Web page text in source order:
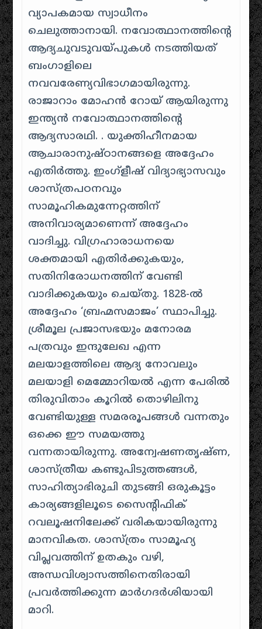
വ്യാപകമായ സ്വാധീനം
ചെലുത്താനായി. നവോത്ഥാനത്തിന്റെ
ആദ്യചുവടുവയ്പുകൾ നടത്തിയത്
ബംഗാളിലെ
നവവരേണ്യവിഭാഗമായിരുന്നു.
രാജാറാം മോഹൻ റോയ് ആയിരുന്നു
ഇന്ത്യൻ നവോത്ഥാനത്തിന്റെ
ആദ്യസാരഥി. . യുക്തിഹീനമായ
ആചാരാനുഷ്ഠാനങ്ങളെ അദ്ദേഹം
എതിർത്തു. ഇംഗ്ളീഷ് വിദ്യാഭ്യാസവും
ശാസ്ത്രപഠനവും
സാമൂഹികമുന്നേറ്റത്തിന്
അനിവാര്യമാണെന്ന് അദ്ദേഹം
വാദിച്ചു. വിഗ്രഹാരാധനയെ
ശക്തമായി എതിർക്കുകയും,
സതിനിരോധനത്തിന് വേണ്ടി
വാദിക്കുകയും ചെയ്തു. 1828-ൽ
അദ്ദേഹം ‘ബ്രഹ്മസമാജം’ സ്ഥാപിച്ചു.
ശ്രീമൂല പ്രജാസഭയും മനോരമ
പത്രവും ഇന്ദുലേഖ എന്ന
മലയാളത്തിലെ ആദ്യ നോവലും
മലയാളി മെമ്മോറിയൽ എന്ന പേരിൽ
തിരുവിതാം കൂറിൽ തൊഴിലിനു
വേണ്ടിയുള്ള സമരരൂപങ്ങൾ വന്നതും
ഒക്കെ ഈ സമയത്തു
വന്നതായിരുന്നു. അന്വേഷണതൃഷ്ണ,
ശാസ്ത്രീയ കണ്ടുപിടുത്തങ്ങൾ,
സാഹിത്യാഭിരുചി തുടങ്ങി ഒരുകൂട്ടം
കാര്യങ്ങളിലൂടെ സൈന്റിഫിക്
റവലൂഷനിലേക്ക് വരികയായിരുന്നു
മാനവികത. ശാസ്ത്രം സാമൂഹ്യ
വിപ്ലവത്തിന് ഉതകും വഴി,
അന്ധവിശ്വാസത്തിനെതിരായി
പ്രവർത്തിക്കുന്ന മാർഗദർശിയായി
മാറി.